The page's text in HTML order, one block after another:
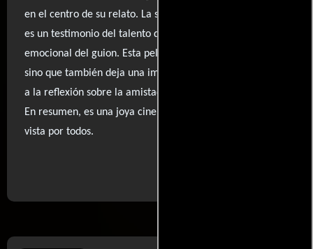
en el centro de su relato. La secuencia final, en particular,
es un testimonio del talento del director y la fuerza
emocional del guion. Esta película no solo es divertida,
sino que también deja una impresión duradera, invitando
a la reflexión sobre la amistad y el crecimiento personal.
En resumen, es una joya cinematográfica que debería ser
vista por todos.